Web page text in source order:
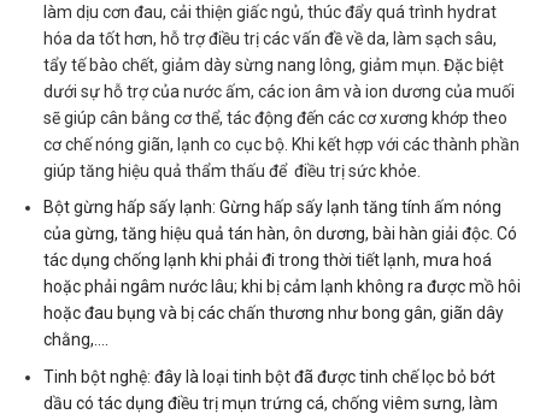
làm dịu cơn đau, cải thiện giấc ngủ, thúc đẩy quá trình hydrat
hóa da tốt hơn, hỗ trợ điều trị các vấn đề về da, làm sạch sâu,
tẩy tế bào chết, giảm dày sừng nang lông, giảm mụn. Đặc biệt
dưới sự hỗ trợ của nước ấm, các ion âm và ion dương của muối
sẽ giúp cân bằng cơ thể, tác động đến các cơ xương khớp theo
cơ chế nóng giãn, lạnh co cục bộ. Khi kết hợp với các thành phần
giúp tăng hiệu quả thẩm thấu để điều trị sức khỏe.
Bột gừng hấp sấy lạnh: Gừng hấp sấy lạnh tăng tính ấm nóng
của gừng, tăng hiệu quả tán hàn, ôn dương, bài hàn giải độc. Có
tác dụng chống lạnh khi phải đi trong thời tiết lạnh, mưa hoá
hoặc phải ngâm nước lâu; khi bị cảm lạnh không ra được mồ hôi
hoặc đau bụng và bị các chấn thương như bong gân, giãn dây
chằng,….
Tinh bột nghệ: đây là loại tinh bột đã được tinh chế lọc bỏ bớt
dầu có tác dụng điều trị mụn trứng cá, chống viêm sưng, làm